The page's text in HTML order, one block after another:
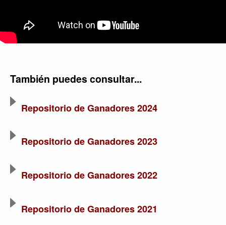
También puedes consultar...
Repositorio de Ganadores 2024
Repositorio de Ganadores 2023
Repositorio de Ganadores 2022
Repositorio de Ganadores 2021